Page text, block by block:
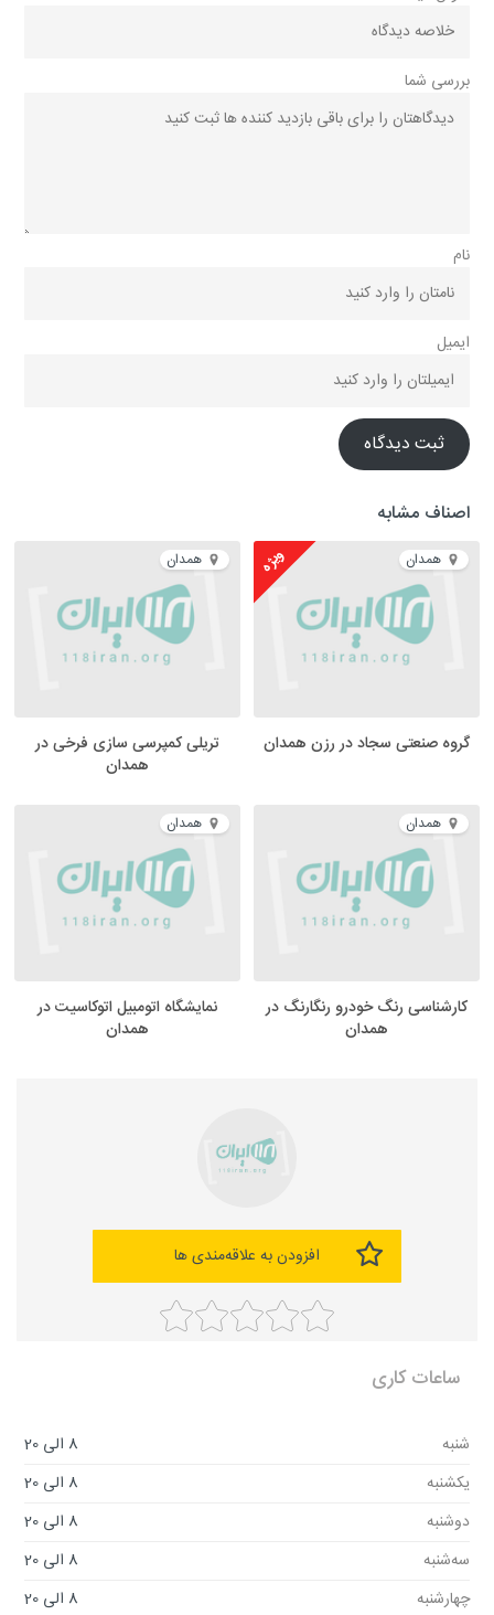
بررسی شما
نام
ایمیل
ثبت دیدگاه
اصناف مشابه
همدان ویژه
گروه صنعتی سجاد در رزن همدان
همدان
تریلی کمپرسی سازی فرخی در
همدان
همدان
کارشناسی رنگ خودرو رنگارنگ در
همدان
همدان
نمایشگاه اتومبیل اتوکاسیت در
همدان
افزودن به علاقه‌مندی ها
ساعات کاری
شنبه
8 الی 20
یکشنبه
8 الی 20
دوشنبه
8 الی 20
سه‌شنبه
8 الی 20
چهارشنبه
8 الی 20